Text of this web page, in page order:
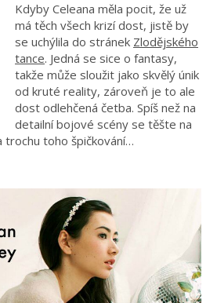
Kdyby Celeana měla pocit, že už
má těch všech krizí dost, jistě by
se uchýlila do stránek Zlodějského
tance. Jedná se sice o fantasy,
takže může sloužit jako skvělý únik
od kruté reality, zároveň je to ale
dost odlehčená četba. Spíš než na
detailní bojové scény se těšte na
trochu toho špičkování…